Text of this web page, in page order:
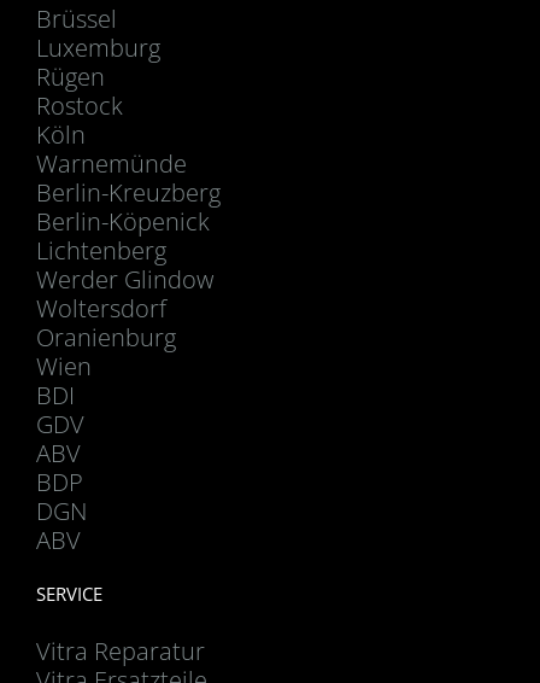
Brüssel
Luxemburg
Rügen
Rostock
Köln
Warnemünde
Berlin-Kreuzberg
Berlin-Köpenick
Lichtenberg
Werder Glindow
Woltersdorf
Oranienburg
Wien
BDI
GDV
ABV
BDP
DGN
ABV
SERVICE
Vitra Reparatur